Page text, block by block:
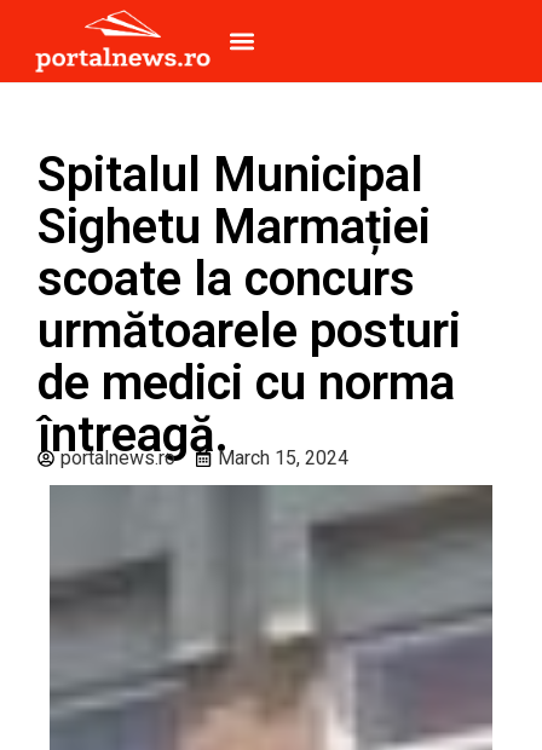
Spitalul Municipal
Sighetu Marmației
scoate la concurs
următoarele posturi
de medici cu norma
întreagă.
portalnews.ro March 15, 2024